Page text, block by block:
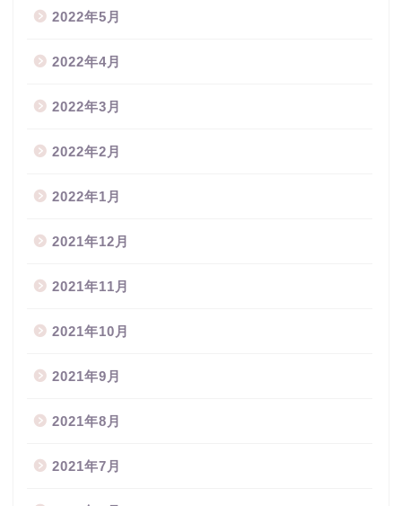
2022年5月
2022年4月
2022年3月
2022年2月
2022年1月
2021年12月
2021年11月
2021年10月
2021年9月
2021年8月
2021年7月